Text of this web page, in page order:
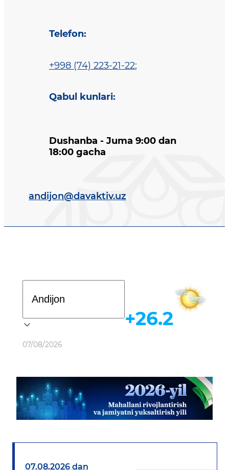
Telefon:
+998 (74) 223-21-22;
Qabul kunlari:
Dushanba - Juma 9:00 dan
18:00 gacha
andijon@davaktiv.uz
Ob-havo
07/08/2026
+26.2
07.08.2026 dan